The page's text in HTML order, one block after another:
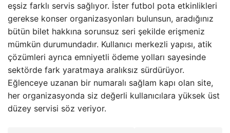
eşsiz farklı servis sağlıyor. İster futbol pota etkinlikleri
gerekse konser organizasyonları bulunsun, aradığınız
bütün bilet hakkına sorunsuz seri şekilde erişmeniz
mümkün durumundadır. Kullanıcı merkezli yapısı, atik
çözümleri ayrıca emniyetli ödeme yolları sayesinde
sektörde fark yaratmaya aralıksız sürdürüyor.
Eğlenceye uzanan bir numaralı sağlam kapı olan site,
her organizasyonda siz değerli kullanıcılara yüksek üst
düzey servisi söz veriyor.